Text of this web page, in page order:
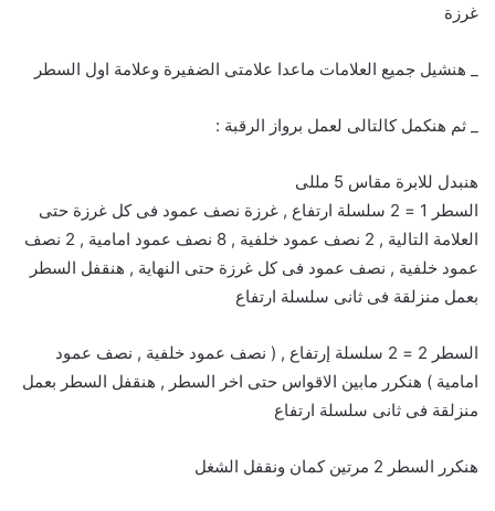
غرزة
_ هنشيل جميع العلامات ماعدا علامتى الضفيرة وعلامة اول السطر
_ ثم هنكمل كالتالى لعمل برواز الرقبة :
هنبدل للابرة مقاس 5 مللى
السطر 1 = 2 سلسلة ارتفاع , غرزة نصف عمود فى كل غرزة حتى
العلامة التالية , 2 نصف عمود خلفية , 8 نصف عمود امامية , 2 نصف
عمود خلفية , نصف عمود فى كل غرزة حتى النهاية , هنقفل السطر
بعمل منزلقة فى ثانى سلسلة ارتفاع
السطر 2 = 2 سلسلة إرتفاع , ( نصف عمود خلفية , نصف عمود
امامية ) هنكرر مابين الاقواس حتى اخر السطر , هنقفل السطر بعمل
منزلقة فى ثانى سلسلة ارتفاع
هنكرر السطر 2 مرتين كمان ونقفل الشغل